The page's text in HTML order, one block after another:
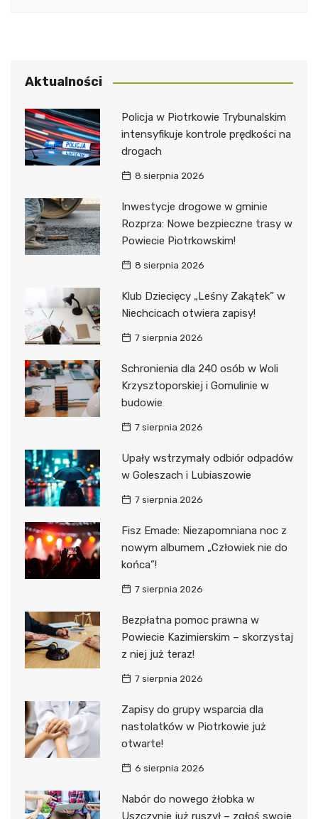
Aktualności
Policja w Piotrkowie Trybunalskim
intensyfikuje kontrole prędkości na
drogach
8 sierpnia 2026
Inwestycje drogowe w gminie
Rozprza: Nowe bezpieczne trasy w
Powiecie Piotrkowskim!
8 sierpnia 2026
Klub Dziecięcy „Leśny Zakątek” w
Niechcicach otwiera zapisy!
7 sierpnia 2026
Schronienia dla 240 osób w Woli
Krzysztoporskiej i Gomulinie w
budowie
7 sierpnia 2026
Upały wstrzymały odbiór odpadów
w Goleszach i Lubiaszowie
7 sierpnia 2026
Fisz Emade: Niezapomniana noc z
nowym albumem „Człowiek nie do
końca”!
7 sierpnia 2026
Bezpłatna pomoc prawna w
Powiecie Kazimierskim – skorzystaj
z niej już teraz!
7 sierpnia 2026
Zapisy do grupy wsparcia dla
nastolatków w Piotrkowie już
otwarte!
6 sierpnia 2026
Nabór do nowego żłobka w
Uszczynie już ruszył – zgłoś swoje